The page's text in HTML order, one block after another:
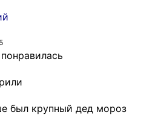
был крупный дед мороз